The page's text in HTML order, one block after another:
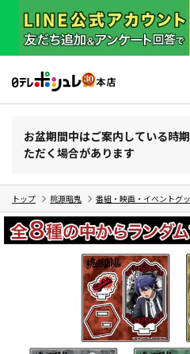
お盆期間中はご案内している時
ただく場合があります
トップ 桃源暗鬼 番組・映画・イベントグ